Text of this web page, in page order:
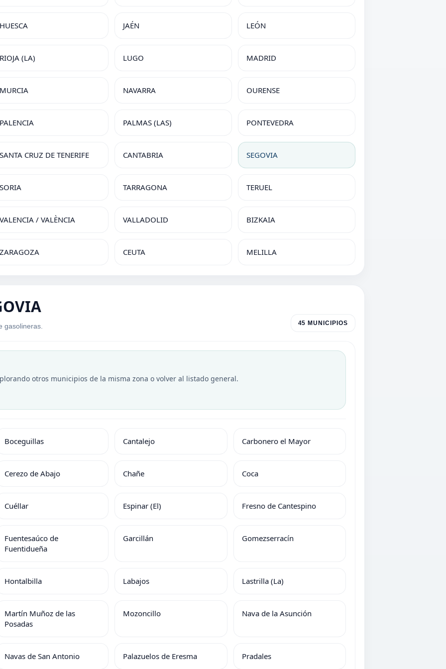
HUESCA JAÉN LEÓN
RIOJA (LA) LUGO MADRID
MURCIA NAVARRA OURENSE
PALENCIA PALMAS (LAS) PONTEVEDRA
SANTA CRUZ DE TENERIFE CANTABRIA SEGOVIA
SORIA TARRAGONA TERUEL
VALENCIA / VALÈNCIA VALLADOLID BIZKAIA
ZARAGOZA CEUTA MELILLA
gasolineras. 45 MUNICIPIOS
otros municipios de la misma zona o volver al listado general.
Boceguillas Cantalejo Carbonero el Mayor
Cerezo de Abajo Chañe Coca
Cuéllar Espinar (El) Fresno de Cantespino
Fuentesaúco de
Fuentidueña
Garcillán Gomezserracín
Hontalbilla Labajos Lastrilla (La)
Martín Muñoz de las
Posadas
Mozoncillo Nava de la Asunción
Navas de San Antonio Palazuelos de Eresma Pradales